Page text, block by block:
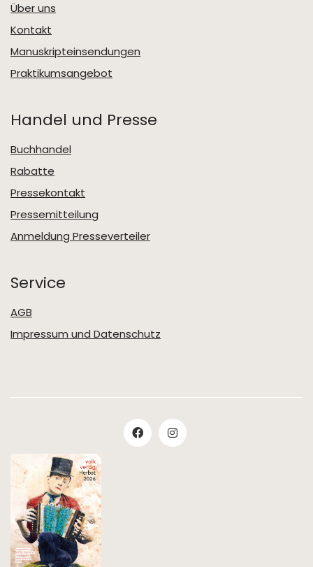
Über uns
Kontakt
Manuskripteinsendungen
Praktikumsangebot
Handel und Presse
Buchhandel
Rabatte
Pressekontakt
Pressemitteilung
Anmeldung Presseverteiler
Service
AGB
Impressum und Datenschutz